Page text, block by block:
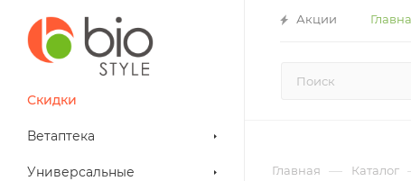
Акции
Скидки
Ветаптека
Универсальные Главная — Каталог